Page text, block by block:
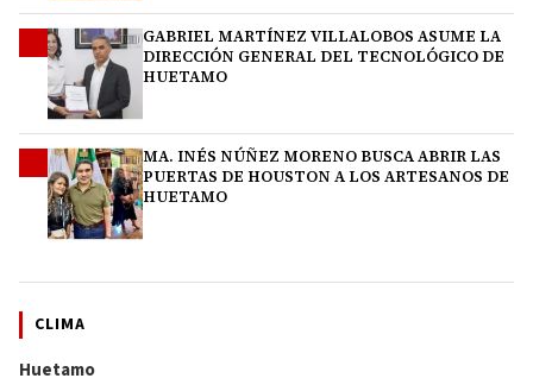
GABRIEL MARTÍNEZ VILLALOBOS ASUME LA
DIRECCIÓN GENERAL DEL TECNOLÓGICO DE
HUETAMO
MA. INÉS NÚÑEZ MORENO BUSCA ABRIR LAS
PUERTAS DE HOUSTON A LOS ARTESANOS DE
HUETAMO
CLIMA
Huetamo